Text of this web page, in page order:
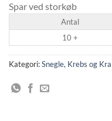
Spar ved storkøb
Antal
10 +
Kategori:Snegle, Krebs og